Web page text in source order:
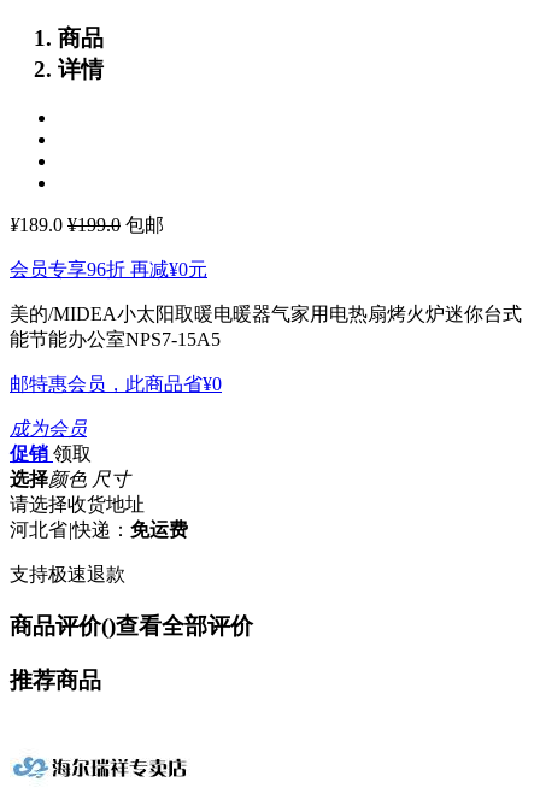
商品
详情
¥189.0 ¥199.0 包邮
会员专享96折 再减¥0元
美的/MIDEA小太阳取暖电暖器气家用电热扇烤火炉迷你台式
能节能办公室NPS7-15A5
邮特惠会员，此商品省¥0
成为会员
促销 领取
选择颜色 尺寸
请选择收货地址
河北省|快递： 免运费
支持极速退款
商品评价()查看全部评价
推荐商品